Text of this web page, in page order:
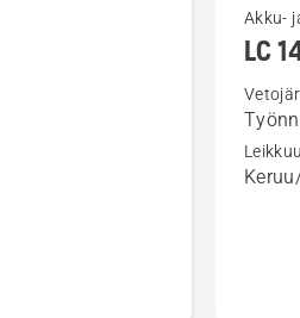
Katso
LC 141C
Akku-
LC